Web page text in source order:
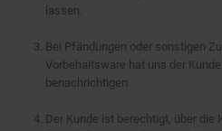
lassen.
Bei Pfändungen oder sonstigen
Vorbehaltsware hat uns der
benachrichtigen.
Der Kunde ist berechtigt, über die